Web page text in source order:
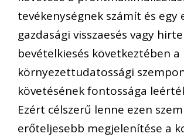
tevékenységnek számít és egy
gazdasági visszaesés vagy
bevételkiesés következtében a
környezettudatossági
követésének fontossága
Ezért célszerű lenne ezen
erőteljesebb megjelenítése a